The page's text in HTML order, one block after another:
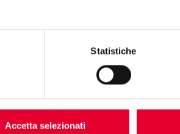
Statistiche
Accetta selezionati